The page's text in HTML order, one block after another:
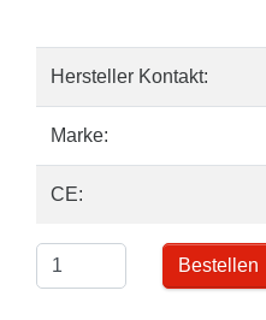
Hersteller Kontakt:
Marke:
CE:
Bestellen